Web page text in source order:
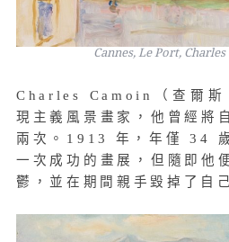
Cannes, Le Port, Charles
Charles Camoin（查爾斯
現主義風景畫家，他曾經將
兩次。1913 年，年僅 34
一次成功的畫展，但隨即他
鬱，並在期間親手毀掉了自